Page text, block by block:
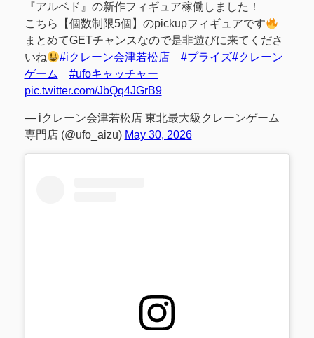
『アルベド』の新作フィギュア稼働しました！
こちら【個数制限5個】のpickupフィギュアです
まとめてGETチャンスなので是非遊びに来てくださ
いね
#iクレーン会津若松店 #プライズ#クレーン
ゲーム
#ufoキャッチャー
pic.twitter.com/JbQq4JGrB9
— iクレーン会津若松店 東北最大級クレーンゲーム
専門店 (@ufo_aizu) May 30, 2026